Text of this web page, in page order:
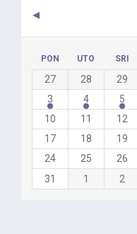
PON UTO SRI
27 28 29
3
4 5
10
11 12
17
18 19
24
25 26
31
1 2